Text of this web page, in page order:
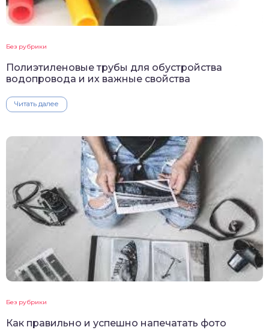
Без рубрики
Полиэтиленовые трубы для обустройства
водопровода и их важные свойства
Читать далее
Без рубрики
Как правильно и успешно напечатать фото